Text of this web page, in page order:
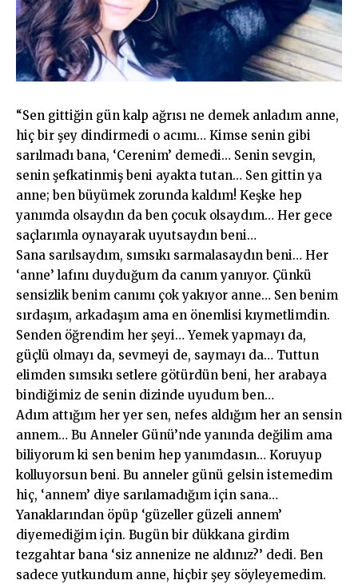
“Sen gittiğin gün kalp ağrısı ne demek anladım anne,
hiç bir şey dindirmedi o acımı… Kimse senin gibi
sarılmadı bana, ‘Cerenim’ demedi… Senin sevgin,
senin şefkatinmiş beni ayakta tutan… Sen gittin ya
anne; ben büyümek zorunda kaldım! Keşke hep
yanımda olsaydın da ben çocuk olsaydım… Her gece
saçlarımla oynayarak uyutsaydın beni…
Sana sarılsaydım, sımsıkı sarmalasaydın beni… Her
‘anne’ lafını duyduğum da canım yanıyor. Çünkü
sensizlik benim canımı çok yakıyor anne… Sen benim
sırdaşım, arkadaşım ama en önemlisi kıymetlimdin.
Senden öğrendim her şeyi… Yemek yapmayı da,
güçlü olmayı da, sevmeyi de, saymayı da… Tuttun
elimden sımsıkı setlere götürdün beni, her arabaya
bindiğimiz de senin dizinde uyudum ben…
Adım attığım her yer sen, nefes aldığım her an sensin
annem… Bu Anneler Günü’nde yanında değilim ama
biliyorum ki sen benim hep yanımdasın… Koruyup
kolluyorsun beni. Bu anneler günü gelsin istemedim
hiç, ‘annem’ diye sarılamadığım için sana…
Yanaklarından öpüp ‘güzeller güzeli annem’
diyemediğim için. Bugün bir dükkana girdim
tezgahtar bana ‘siz annenize ne aldınız?’ dedi. Ben
sadece yutkundum anne, hiçbir şey söyleyemedim.